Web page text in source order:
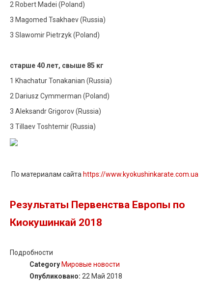
2 Robert Madei (Poland)
3 Magomed Tsakhaev (Russia)
3 Slawomir Pietrzyk (Poland)
старше 40 лет, свыше 85 кг
1 Khachatur Tonakanian (Russia)
2 Dariusz Cymmerman (Poland)
3 Aleksandr Grigorov (Russia)
3 Tillaev Toshtemir (Russia)
По материалам сайта https://www.kyokushinkarate.com.ua
Результаты Первенства Европы по
Киокушинкай 2018
Подробности
Category Мировые новости
Опубликовано: 22 Май 2018